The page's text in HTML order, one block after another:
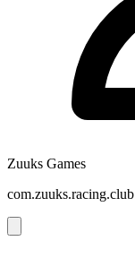
Zuuks Games
com.zuuks.racing.club